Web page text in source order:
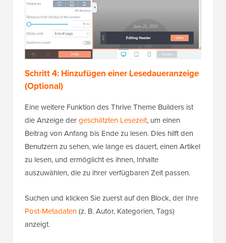
Schritt 4: Hinzufügen einer Lesedaueranzeige
(Optional)
Eine weitere Funktion des Thrive Theme Builders ist
die Anzeige dergeschätzten Lesezeit, um einen
Beitrag von Anfang bis Ende zu lesen. Dies hilft den
Benutzern zu sehen, wie lange es dauert, einen Artikel
zu lesen, und ermöglicht es ihnen, Inhalte
auszuwählen, die zu ihrer verfügbaren Zeit passen.
Suchen und klicken Sie zuerst auf den Block, der Ihre
Post-Metadaten(z. B. Autor, Kategorien, Tags)
anzeigt.